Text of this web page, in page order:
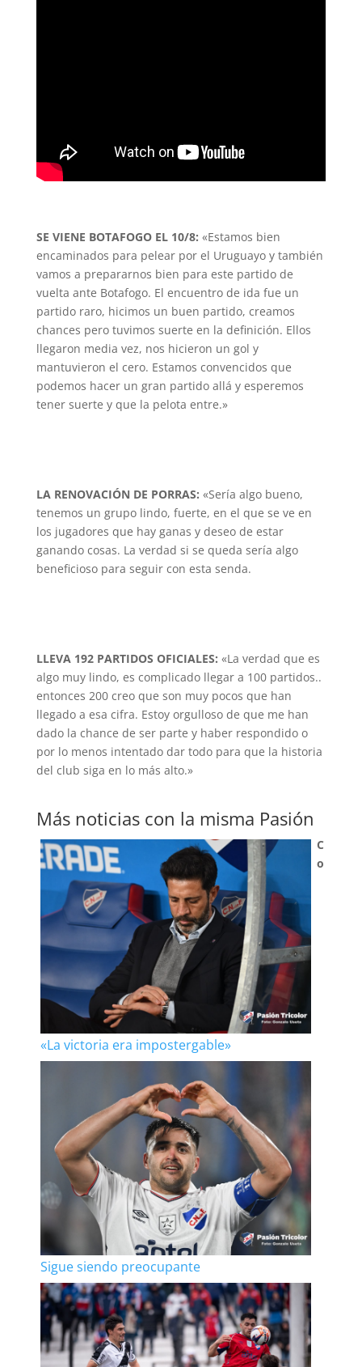
SE VIENE BOTAFOGO EL 10/8: «Estamos bien
encaminados para pelear por el Uruguayo y también
vamos a prepararnos bien para este partido de
vuelta ante Botafogo. El encuentro de ida fue un
partido raro, hicimos un buen partido, creamos
chances pero tuvimos suerte en la definición. Ellos
llegaron media vez, nos hicieron un gol y
mantuvieron el cero. Estamos convencidos que
podemos hacer un gran partido allá y esperemos
tener suerte y que la pelota entre.»
LA RENOVACIÓN DE PORRAS: «Sería algo bueno,
tenemos un grupo lindo, fuerte, en el que se ve en
los jugadores que hay ganas y deseo de estar
ganando cosas. La verdad si se queda sería algo
beneficioso para seguir con esta senda.
LLEVA 192 PARTIDOS OFICIALES: «La verdad que es
algo muy lindo, es complicado llegar a 100 partidos..
entonces 200 creo que son muy pocos que han
llegado a esa cifra. Estoy orgulloso de que me han
dado la chance de ser parte y haber respondido o
por lo menos intentado dar todo para que la historia
del club siga en lo más alto.»
Más noticias con la misma Pasión
«La victoria era impostergable»
Sigue siendo preocupante
C
o